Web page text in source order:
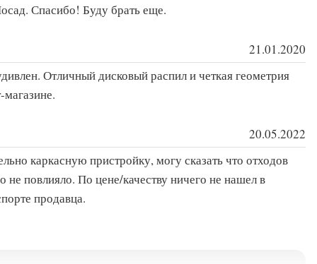
Спасибо! Буду брать еще.
21.01.2020
Отличный дисковый распил и четкая геометрия
20.05.2022
каркасную пристройку, могу сказать что отходов
не повлияло. По цене/качеству ничего не нашел в
продавца.